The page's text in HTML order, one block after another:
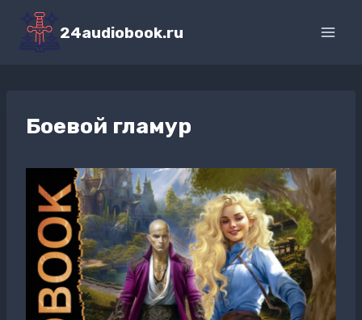
Перейти
содержимому
24audiobook.ru
Боевой гламур